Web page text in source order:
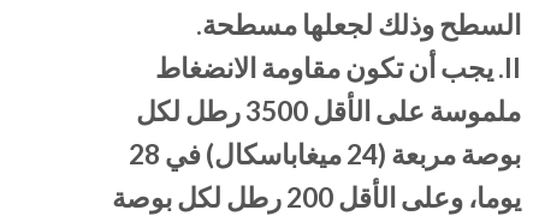
السطح وذلك لجعلها مسطحة.
II. يجب أن تكون مقاومة الانضغاط
ملموسة على الأقل 3500 رطل لكل
بوصة مربعة (24 ميغاباسكال) في 28
يوما، وعلى الأقل 200 رطل لكل بوصة